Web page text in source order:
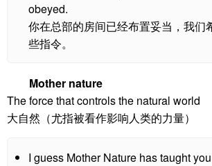
obeyed.
你在总部的房间已经布置妥当，我们
些指令。
Mother nature
The force that controls the natural world
大自然（尤指被看作影响人类的力量）
I guess Mother Nature has taught